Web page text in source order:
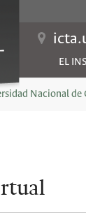
EL
Nacional de